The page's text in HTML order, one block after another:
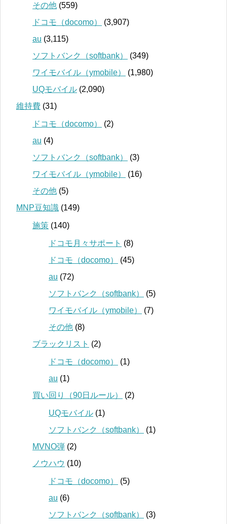
その他 (559)
ドコモ（docomo）
(3,907)
au (3,115)
ソフトバンク（softbank）
(349)
ワイモバイル（ymobile）
(1,980)
UQモバイル (2,090)
維持費 (31)
ドコモ（docomo）
(2)
au (4)
ソフトバンク（softbank）
(3)
ワイモバイル（ymobile）
(16)
その他 (5)
MNP豆知識 (149)
施策 (140)
ドコモ月々サポート (8)
ドコモ（docomo）
(45)
au (72)
ソフトバンク（softbank）
(5)
ワイモバイル（ymobile）
(7)
その他 (8)
ブラックリスト (2)
ドコモ（docomo）
(1)
au (1)
買い回り（90日ルール）
(2)
UQモバイル (1)
ソフトバンク（softbank）
(1)
MVNO弾 (2)
ノウハウ (10)
ドコモ（docomo）
(5)
au (6)
ソフトバンク（softbank）
(3)